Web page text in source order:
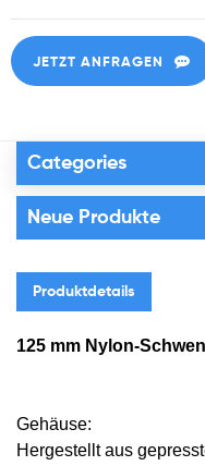
JETZT ANFRAGEN
Categories
Neue Produkte
Produktdetails
125 mm Nylon-
Gehäuse:
Hergestellt aus